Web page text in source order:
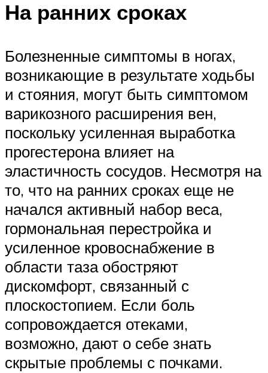
На ранних сроках
Болезненные симптомы в ногах,
возникающие в результате ходьбы
и стояния, могут быть симптомом
варикозного расширения вен,
поскольку усиленная выработка
прогестерона влияет на
эластичность сосудов. Несмотря на
то, что на ранних сроках еще не
начался активный набор веса,
гормональная перестройка и
усиленное кровоснабжение в
области таза обостряют
дискомфорт, связанный с
плоскостопием. Если боль
сопровождается отеками,
возможно, дают о себе знать
скрытые проблемы с почками.